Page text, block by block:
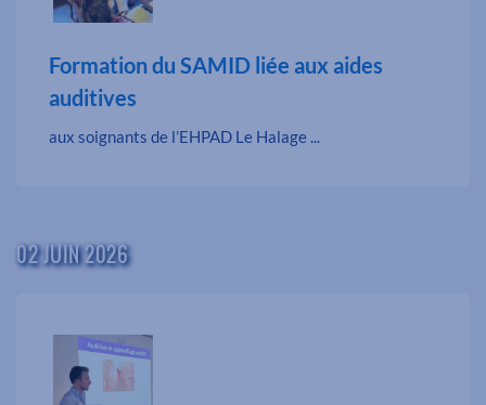
Formation du SAMID liée aux aides
auditives
aux soignants de l’EHPAD Le Halage ...
02 JUIN 2026